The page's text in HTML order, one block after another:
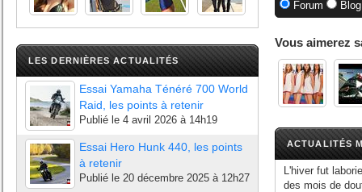
LES DERNIÈRES ACTUALITÉS
Essai Yamaha Ténéré 700 World
Raid, les points à retenir
Publié le 4 avril 2026 à 14h19
Essai Hero Hunk 440, les points
à retenir
Publié le 20 décembre 2025 à 12h27
Forum
Vous aimerez
ACTUALITÉS
L'hiver fut
des mois de